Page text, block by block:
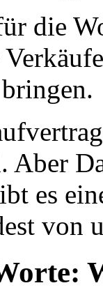
die
Aber
es
von